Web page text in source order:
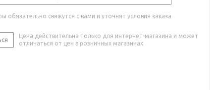
обязательно свяжутся с вами и уточнят условия заказа
Цена действительна только для интернет-магазина и может
отличаться от цен в розничных магазинах